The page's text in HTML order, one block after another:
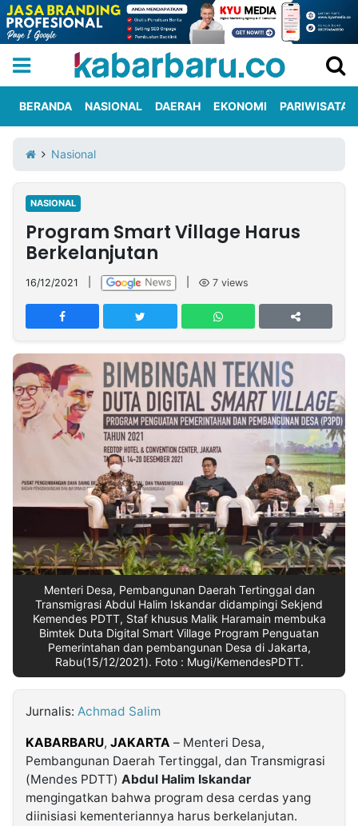
Iklan
Berita
Kami
Nasional
International
Olahraga
Entertainment
Daerah
Pariwisata
Kuliner
Kolom
Network
PT
TREETAN
MULTIMEDIA
INDONESIA
Partner
NTB
Time
IDN
Jogja
Rakyat
News
Notice
Dinamikapost.com
Baru
Follow
Kabarbaru
Kabarbaru.co
2026
BERANDA NASIONAL DAERAH EKONOMI PARIWISATA
Nasional
NASIONAL
Program Smart Village Harus
Berkelanjutan
16/12/2021 7 views
Menteri Desa, Pembangunan Daerah Tertinggal dan
Transmigrasi Abdul Halim Iskandar didampingi Sekjend
Kemendes PDTT, Staf khusus Malik Haramain membuka
Bimtek Duta Digital Smart Village Program Penguatan
Pemerintahan dan pembangunan Desa di Jakarta,
Rabu(15/12/2021). Foto : Mugi/KemendesPDTT.
Jurnalis: Achmad Salim
KABARBARU, JAKARTA – Menteri Desa,
Pembangunan Daerah Tertinggal, dan Transmigrasi
(Mendes PDTT) Abdul Halim Iskandar
mengingatkan bahwa program desa cerdas yang
diinisiasi kementeriannya harus berkelanjutan.